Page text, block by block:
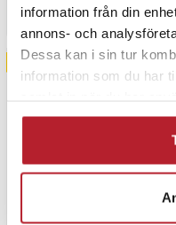
information från din
annons- och
Dessa kan i sin tur
information som du har
Gå till produkt
NYHET